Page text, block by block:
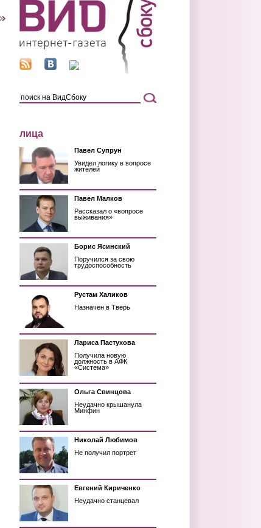
лица
Павел Супрун
Увидел логику в вопросе
жителей
Павел Малков
Рассказал о «вопросе
выживания»
Борис Ясинский
Поручился за свою
трудоспособность
Рустам Халиков
Назначен в Тверь
Лариса Пастухова
Получила новую
должность в АФК
«Система»
Ольга Свинцова
Неудачно крышанула
Минфин
Николай Любимов
Не получил портрет
Евгений Кириченко
Неудачно станцевал